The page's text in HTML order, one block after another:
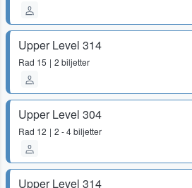
Upper Level 314
Rad 15 2 biljetter
Upper Level 304
Rad 12 2 - 4 biljetter
Upper Level 314